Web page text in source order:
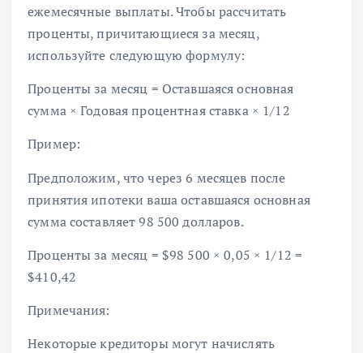
ежемесячные выплаты. Чтобы рассчитать
проценты, причитающиеся за месяц,
используйте следующую формулу:
Проценты за месяц = Оставшаяся основная
сумма × Годовая процентная ставка × 1/12
Пример:
Предположим, что через 6 месяцев после
принятия ипотеки ваша оставшаяся основная
сумма составляет 98 500 долларов.
Проценты за месяц = $98 500 × 0,05 × 1/12 =
$410,42
Примечания:
Некоторые кредиторы могут начислять